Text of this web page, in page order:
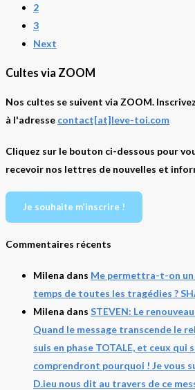
2
3
Next
Cultes via ZOOM
Nos cultes se suivent via ZOOM.
à l'adresse contact[at]leve-toi.com
Cliquez sur le bouton ci-dessous pour
recevoir nos lettres de nouvelles et
Je souhaite m’inscrire !
Commentaires récents
Milena dans Me permettra-t-on un
temps de toutes les tragédies ?
Milena dans STEVEN: Le
Quand le message transcende le
suis en phase TOTALE, et ceux qui
comprendront pourquoi ! Je vous
D.ieu nous dit au travers de ce